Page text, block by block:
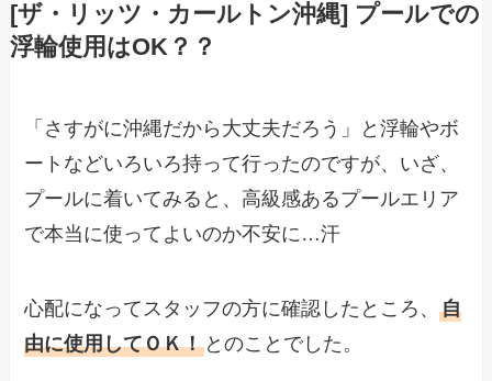
[ザ・リッツ・カールトン沖縄] プールでの
浮輪使用はOK？？
「さすがに沖縄だから大丈夫だろう」と浮輪やボ
ートなどいろいろ持って行ったのですが、いざ、
プールに着いてみると、高級感あるプールエリア
で本当に使ってよいのか不安に…汗
心配になってスタッフの方に確認したところ、自
由に使用してＯＫ！ とのことでした。